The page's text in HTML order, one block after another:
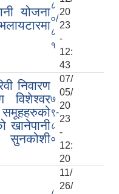
योजना८
०/
८
१
20
23
-
12:
43
निवारण
विशेश्वर
समूहहरुको
खानेपानी
सुनकोशी
७
९-
८
०
07/
05/
20
23
-
12:
20
11/
26/